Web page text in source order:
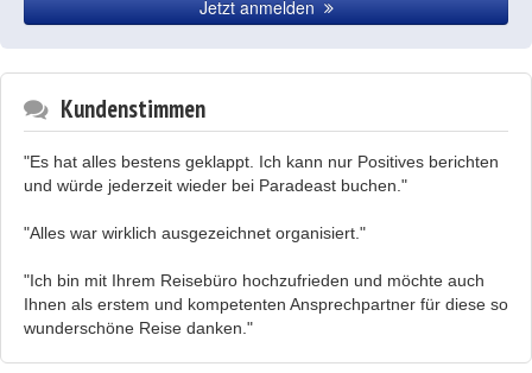
Jetzt anmelden
Kundenstimmen
"Es hat alles bestens geklappt. Ich kann nur Positives berichten
und würde jederzeit wieder bei Paradeast buchen."
"Alles war wirklich ausgezeichnet organisiert."
"Ich bin mit Ihrem Reisebüro hochzufrieden und möchte auch
Ihnen als erstem und kompetenten Ansprechpartner für diese so
wunderschöne Reise danken."